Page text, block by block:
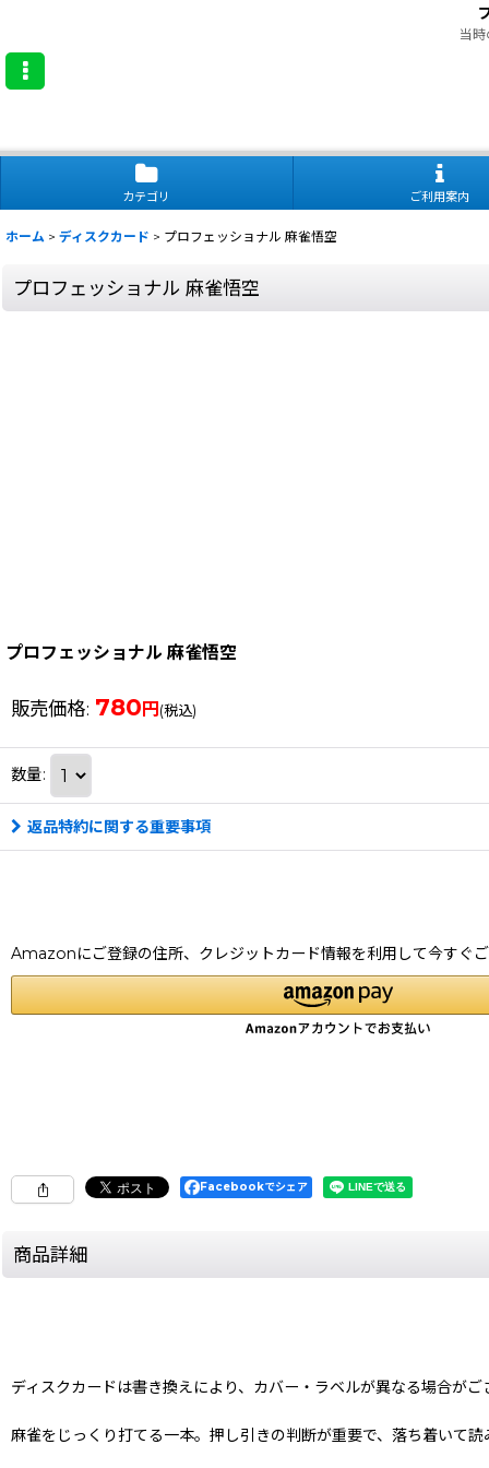
当
カテゴリ ご利用案内
ホーム > ディスクカード > プロフェッショナル 麻雀悟空
プロフェッショナル 麻雀悟空
プロフェッショナル 麻雀悟空
販売価格: 780 円 (税込)
数量:
返品特約に関する重要事項
Amazonにご登録の住所、クレジットカード情報を利用して今すぐ
Facebookでシェア
商品詳細
ディスクカードは書き換えにより、カバー・ラベルが異なる場合がご
麻雀をじっくり打てる一本。押し引きの判断が重要で、落ち着いて読